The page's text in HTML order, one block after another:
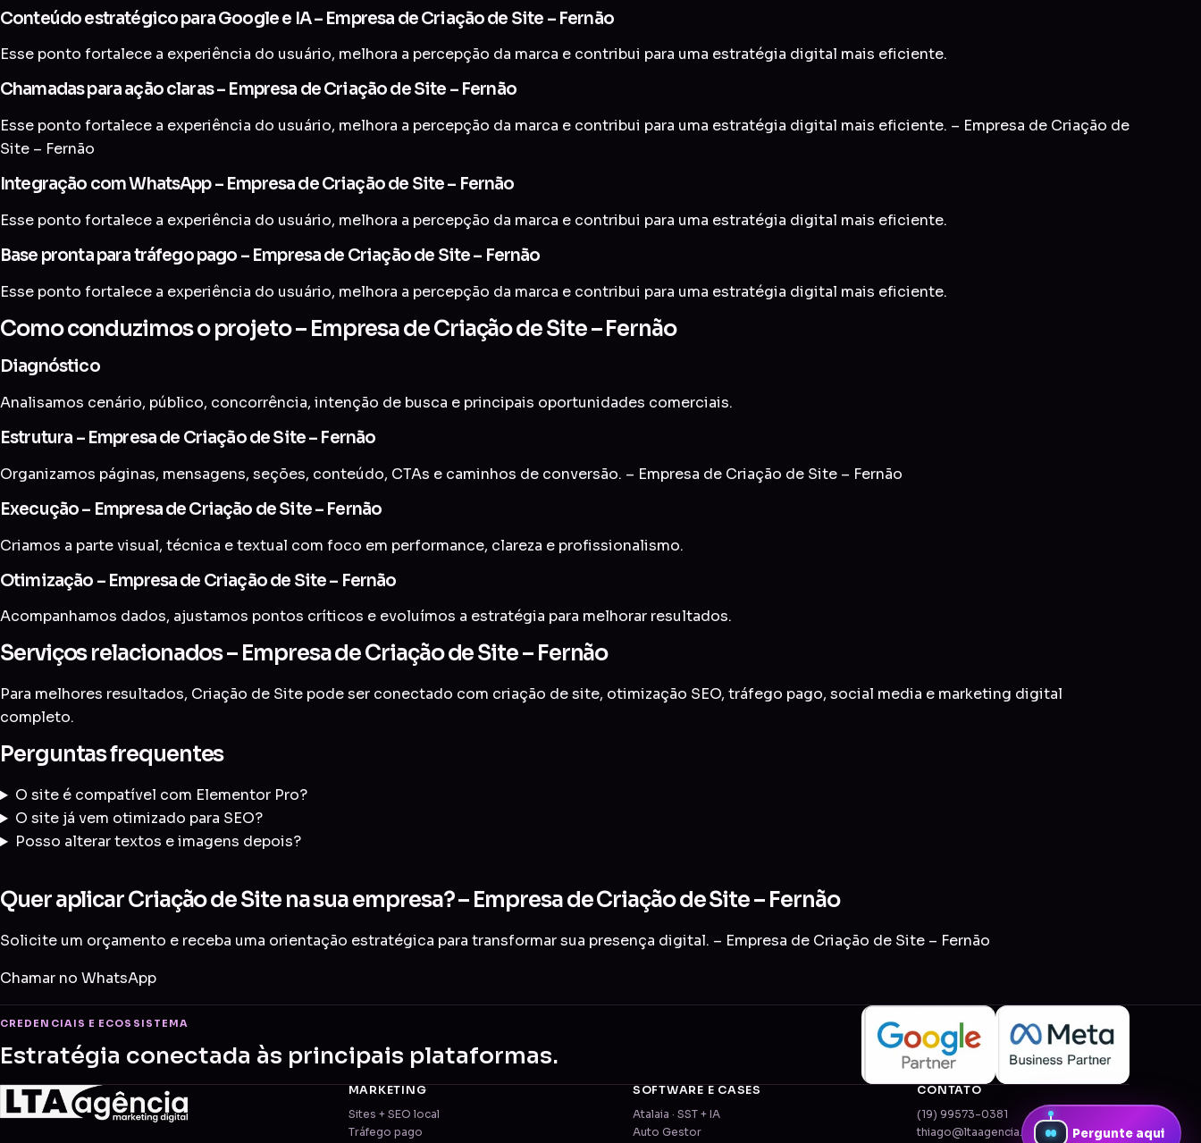
Conteúdo estratégico para Google e IA – Empresa de Criação de Site – Fernão
Esse ponto fortalece a experiência do usuário, melhora a percepção da marca e contribui para uma estratégia digital mais eficiente.
Chamadas para ação claras – Empresa de Criação de Site – Fernão
Esse ponto fortalece a experiência do usuário, melhora a percepção da marca e contribui para uma estratégia digital mais eficiente. – Empresa de Criação de
Site – Fernão
Integração com WhatsApp – Empresa de Criação de Site – Fernão
Esse ponto fortalece a experiência do usuário, melhora a percepção da marca e contribui para uma estratégia digital mais eficiente.
Base pronta para tráfego pago – Empresa de Criação de Site – Fernão
Esse ponto fortalece a experiência do usuário, melhora a percepção da marca e contribui para uma estratégia digital mais eficiente.
Como conduzimos o projeto – Empresa de Criação de Site – Fernão
Diagnóstico
Analisamos cenário, público, concorrência, intenção de busca e principais oportunidades comerciais.
Estrutura – Empresa de Criação de Site – Fernão
Organizamos páginas, mensagens, seções, conteúdo, CTAs e caminhos de conversão. – Empresa de Criação de Site – Fernão
Execução – Empresa de Criação de Site – Fernão
Criamos a parte visual, técnica e textual com foco em performance, clareza e profissionalismo.
Otimização – Empresa de Criação de Site – Fernão
Acompanhamos dados, ajustamos pontos críticos e evoluímos a estratégia para melhorar resultados.
Serviços relacionados – Empresa de Criação de Site – Fernão
Para melhores resultados, Criação de Site pode ser conectado com criação de site, otimização SEO, tráfego pago, social media e marketing digital
completo.
Perguntas frequentes
O site é compatível com Elementor Pro?
O site já vem otimizado para SEO?
Posso alterar textos e imagens depois?
Quer aplicar Criação de Site na sua empresa? – Empresa de Criação de Site – Fernão
Solicite um orçamento e receba uma orientação estratégica para transformar sua presença digital. – Empresa de Criação de Site – Fernão
Chamar no WhatsApp
CREDENCIAIS E ECOSSISTEMA
Estratégia conectada às principais plataformas.
MARKETING
Sites + SEO local
Tráfego pago
SOFTWARE E CASES
Atalaia · SST + IA
Auto Gestor
CONTATO
(19) 99573-0381
thiago@ltaagencia.com.br
Pergunte aqui